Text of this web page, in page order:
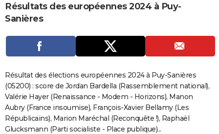
CARTE DE VOEUX
Carte de Noël
Carte Bonne année
Carte Saint-Valentin
Carte Pâques
Carte d'anniversaire
Dictionnaire
Biographies
Expressions
Proverbes
PROGRAMME TV
S'inscrire
Se connecter
Lycées
Collèges
Primaires
Universités
Entreprises
Service militaire
Avis de recherche
AVIS DE DÉCÈS
FORUM
Bricolage
Lifestyle
Culture
SportAuto
Television
Voyage
Cinema
Résultats des européennes 2024 à Puy-
Sanières
Résultat des élections européennes 2024 à Puy-Sanières
(05200) : score de Jordan Bardella (Rassemblement national),
Valérie Hayer (Renaissance - Modem - Horizons), Manon
Aubry (France insoumise), François-Xavier Bellamy (Les
Républicains), Marion Maréchal (Reconquête !), Raphaël
Glucksmann (Parti socialiste - Place publique)...